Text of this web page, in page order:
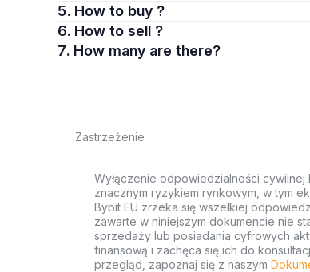
5. How to buy ?
6. How to sell ?
7. How many are there?
Zastrzeżenie
Wyłączenie odpowiedzialności
znacznym ryzykiem rynkowym, w tym
Bybit EU zrzeka się wszelkiej
zawarte w niniejszym dokumencie nie
sprzedaży lub posiadania cyfrowych
finansową i zachęca się ich do
przegląd, zapoznaj się z naszym